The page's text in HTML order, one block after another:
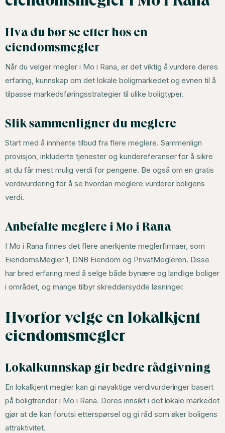
Hva du bør se etter hos en
eiendomsmegler
Når du velger megler i Mo i Rana, er det viktig å vurdere deres
erfaring, kunnskap om det lokale boligmarkedet og evnen til å
tilpasse markedsføringsstrategier til ulike boligtyper.
Slik sammenligner du meglere
Start med å innhente tilbud fra flere meglere. Sammenlign
provisjon, inkluderte tjenester og kundereferanser for å sikre
at du får mest mulig verdi for pengene. Be også om en gratis
verdivurdering for å se hvordan meglere vurderer boligens
verdi.
Anbefalte meglere i Mo i Rana
I Mo i Rana finnes det flere anerkjente meglerfirmaer, som
EiendomsMegler 1, DNB Eiendom og PrivatMegleren. Disse
har bred erfaring med å selge både bynære og landlige boliger
i området, og mange tilbyr skreddersydde løsninger.
Hvorfor velge en lokalkjent
eiendomsmegler
Lokalkunnskap gir bedre rådgivning
En lokalkjent megler kan gi nøyaktige verdivurderinger basert
på boligtrender i Mo i Rana. Deres innsikt i det lokale markedet
gjør at de kan forutsi etterspørsel og gi råd som øker boligens
attraktivitet.